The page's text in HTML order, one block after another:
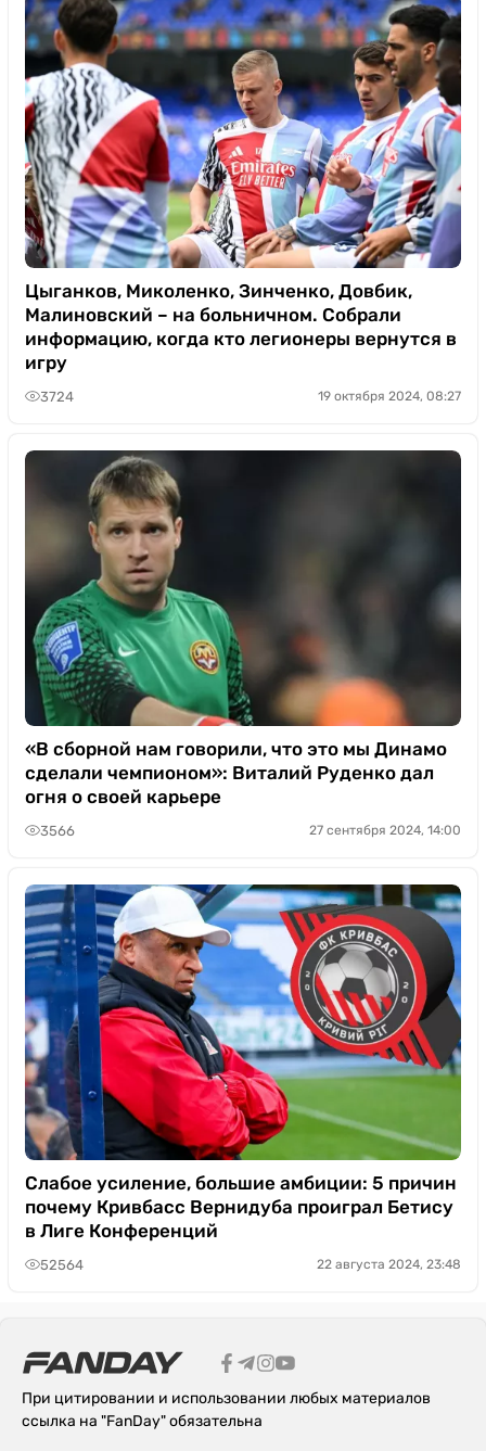
Цыганков, Миколенко, Зинченко, Довбик,
Малиновский – на больничном. Собрали
информацию, когда кто легионеры вернутся в
игру
3724 19 октября 2024, 08:27
«В сборной нам говорили, что это мы Динамо
сделали чемпионом»: Виталий Руденко дал
огня о своей карьере
3566 27 сентября 2024, 14:00
Слабое усиление, большие амбиции: 5 причин
почему Кривбасс Вернидуба проиграл Бетису
в Лиге Конференций
52564 22 августа 2024, 23:48
При цитировании и использовании любых материалов
ссылка на "FanDay" обязательна